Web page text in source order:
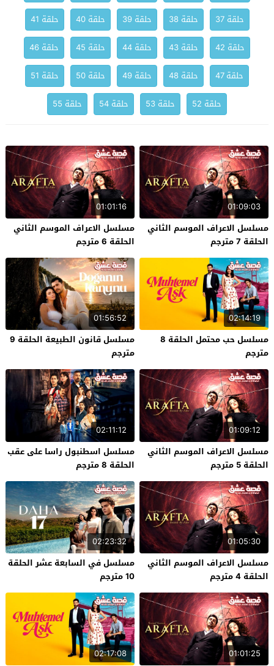
حلقة 37
حلقة 38 حلقة 39 حلقة 40
حلقة 41
حلقة 42
حلقة 43 حلقة 44 حلقة 45
حلقة 46
حلقة 47
حلقة 48 حلقة 49 حلقة 50
حلقة 51
حلقة 52
حلقة 53 حلقة 54 حلقة 55
01:09:03
مسلسل الاعراف الموسم الثاني
الحلقة 7 مترجم
01:01:16
مسلسل الاعراف الموسم الثاني
الحلقة 6 مترجم
02:14:19
مسلسل حب محتمل الحلقة 8
مترجم
01:56:52
مسلسل قانون الطبيعة الحلقة 9
مترجم
01:09:12
مسلسل الاعراف الموسم الثاني
الحلقة 5 مترجم
02:11:12
مسلسل اسطنبول راسا على عقب
الحلقة 8 مترجم
01:05:30
مسلسل الاعراف الموسم الثاني
الحلقة 4 مترجم
02:23:32
مسلسل في السابعة عشر الحلقة
10 مترجم
01:01:25
02:17:08